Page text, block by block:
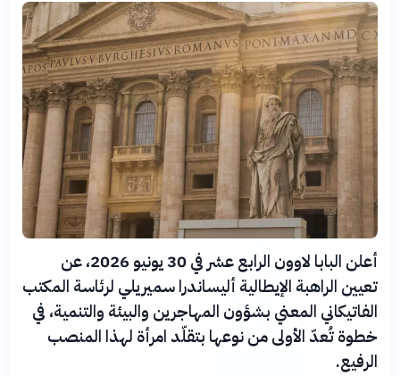
أعلن البابا لاوون الرابع عشر في 30 يونيو 2026، عن
تعيين الراهبة الإيطالية أليساندرا سميريلي لرئاسة المكتب
الفاتيكاني المعني بشؤون المهاجرين والبيئة والتنمية، في
خطوة تُعدّ الأولى من نوعها بتقلّد امرأة لهذا المنصب
الرفيع.